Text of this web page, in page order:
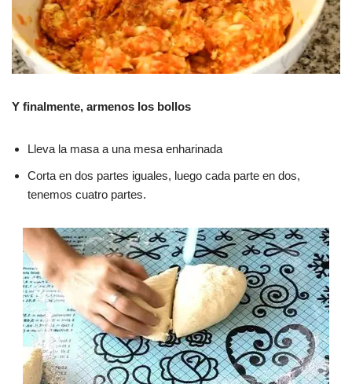
Y finalmente, armenos los bollos
Lleva la masa a una mesa enharinada
Corta en dos partes iguales, luego cada parte en dos,
tenemos cuatro partes.